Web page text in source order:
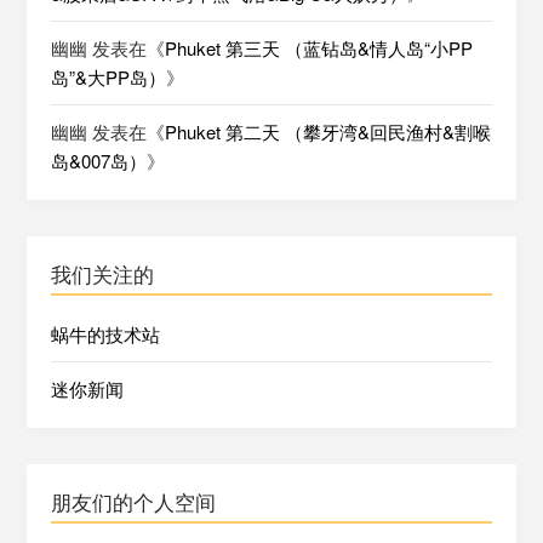
幽幽 发表在《Phuket 第三天 （蓝钻岛&情人岛“小PP
岛”&大PP岛） 》
幽幽 发表在《Phuket 第二天 （攀牙湾&回民渔村&割喉
岛&007岛） 》
我们关注的
蜗牛的技术站
迷你新闻
朋友们的个人空间